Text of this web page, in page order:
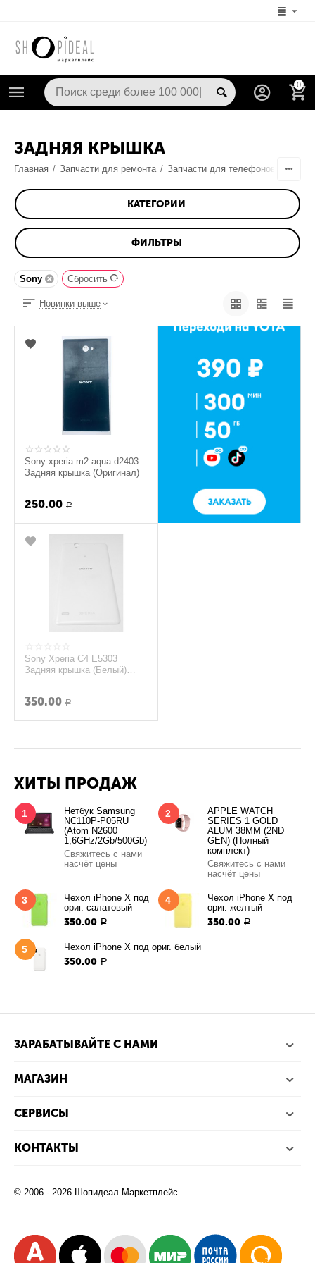
0
ЗАДНЯЯ КРЫШКА
Главная / Запчасти для ремонта / Запчасти для телефонов
КАТЕГОРИИ
ФИЛЬТРЫ
Sony Сбросить
Новинки выше
Sony xperia m2 aqua d2403
Задняя крышка (Оригинал)
250.00 Р
Sony Xperia C4 E5303
Задняя крышка (Белый)
350.00 Р
ХИТЫ ПРОДАЖ
1
Нетбук Samsung
NC110P-P05RU
(Atom N2600
1,6GHz/2Gb/500Gb)
Свяжитесь с нами
насчёт цены
2
APPLE WATCH
SERIES 1 GOLD
ALUM 38MM (2ND
GEN) (Полный
комплект)
Свяжитесь с нами
насчёт цены
3
Чехол iPhone X под
ориг. салатовый
350.00 Р
4
Чехол iPhone X под
ориг. желтый
350.00 Р
5 Чехол iPhone X под ориг. белый
350.00 Р
ЗАРАБАТЫВАЙТЕ С НАМИ
МАГАЗИН
СЕРВИСЫ
КОНТАКТЫ
© 2006 - 2026 Шопидеал.Маркетплейс